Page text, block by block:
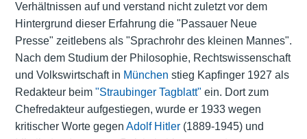
Verhältnissen auf und verstand nicht zuletzt vor dem
Hintergrund dieser Erfahrung die "Passauer Neue
Presse" zeitlebens als "Sprachrohr des kleinen Mannes".
Nach dem Studium der Philosophie, Rechtswissenschaft
und Volkswirtschaft in München stieg Kapfinger 1927 als
Redakteur beim "Straubinger Tagblatt" ein. Dort zum
Chefredakteur aufgestiegen, wurde er 1933 wegen
kritischer Worte gegen Adolf Hitler(1889-1945) und